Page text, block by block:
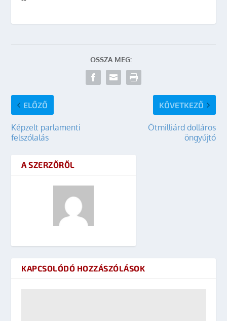
OSSZA MEG:
ELŐZŐ
Képzelt parlamenti
felszólalás
KÖVETKEZŐ
Ötmilliárd dolláros
öngyújtó
A SZERZŐRŐL
KAPCSOLÓDÓ HOZZÁSZÓLÁSOK